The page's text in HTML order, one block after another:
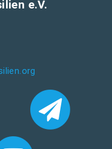
e.V.